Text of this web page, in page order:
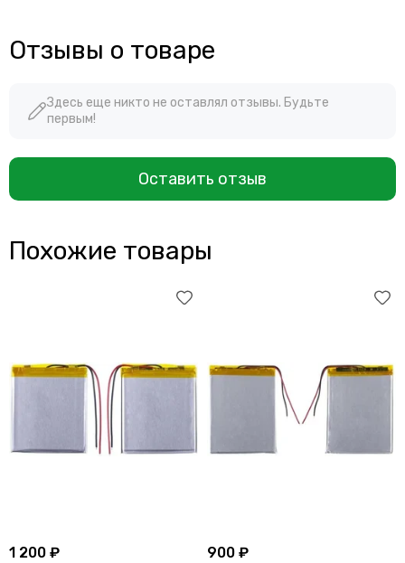
Отзывы о товаре
Здесь еще никто не оставлял отзывы. Будьте
первым!
Оставить отзыв
Похожие товары
1 200 ₽ 900 ₽